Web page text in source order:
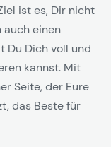
ist es, Dir nicht
auch einen
Du Dich voll und
kannst. Mit
Seite, der Eure
das Beste für